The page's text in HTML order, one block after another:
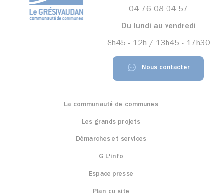
04 76 08 04 57
Du lundi au vendredi
8h45 - 12h / 13h45 - 17h30
Nous contacter
La communauté de communes
Les grands projets
Démarches et services
G L'info
Espace presse
Plan du site